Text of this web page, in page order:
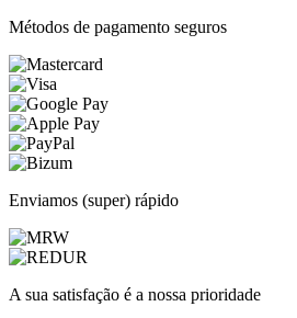
Métodos de pagamento seguros
Enviamos (super) rápido
A sua satisfação é a nossa prioridade